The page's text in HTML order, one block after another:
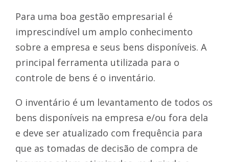
Para uma boa gestão empresarial é
imprescindível um amplo conhecimento
sobre a empresa e seus bens disponíveis. A
principal ferramenta utilizada para o
controle de bens é o inventário.
O inventário é um levantamento de todos os
bens disponíveis na empresa e/ou fora dela
e deve ser atualizado com frequência para
que as tomadas de decisão de compra de